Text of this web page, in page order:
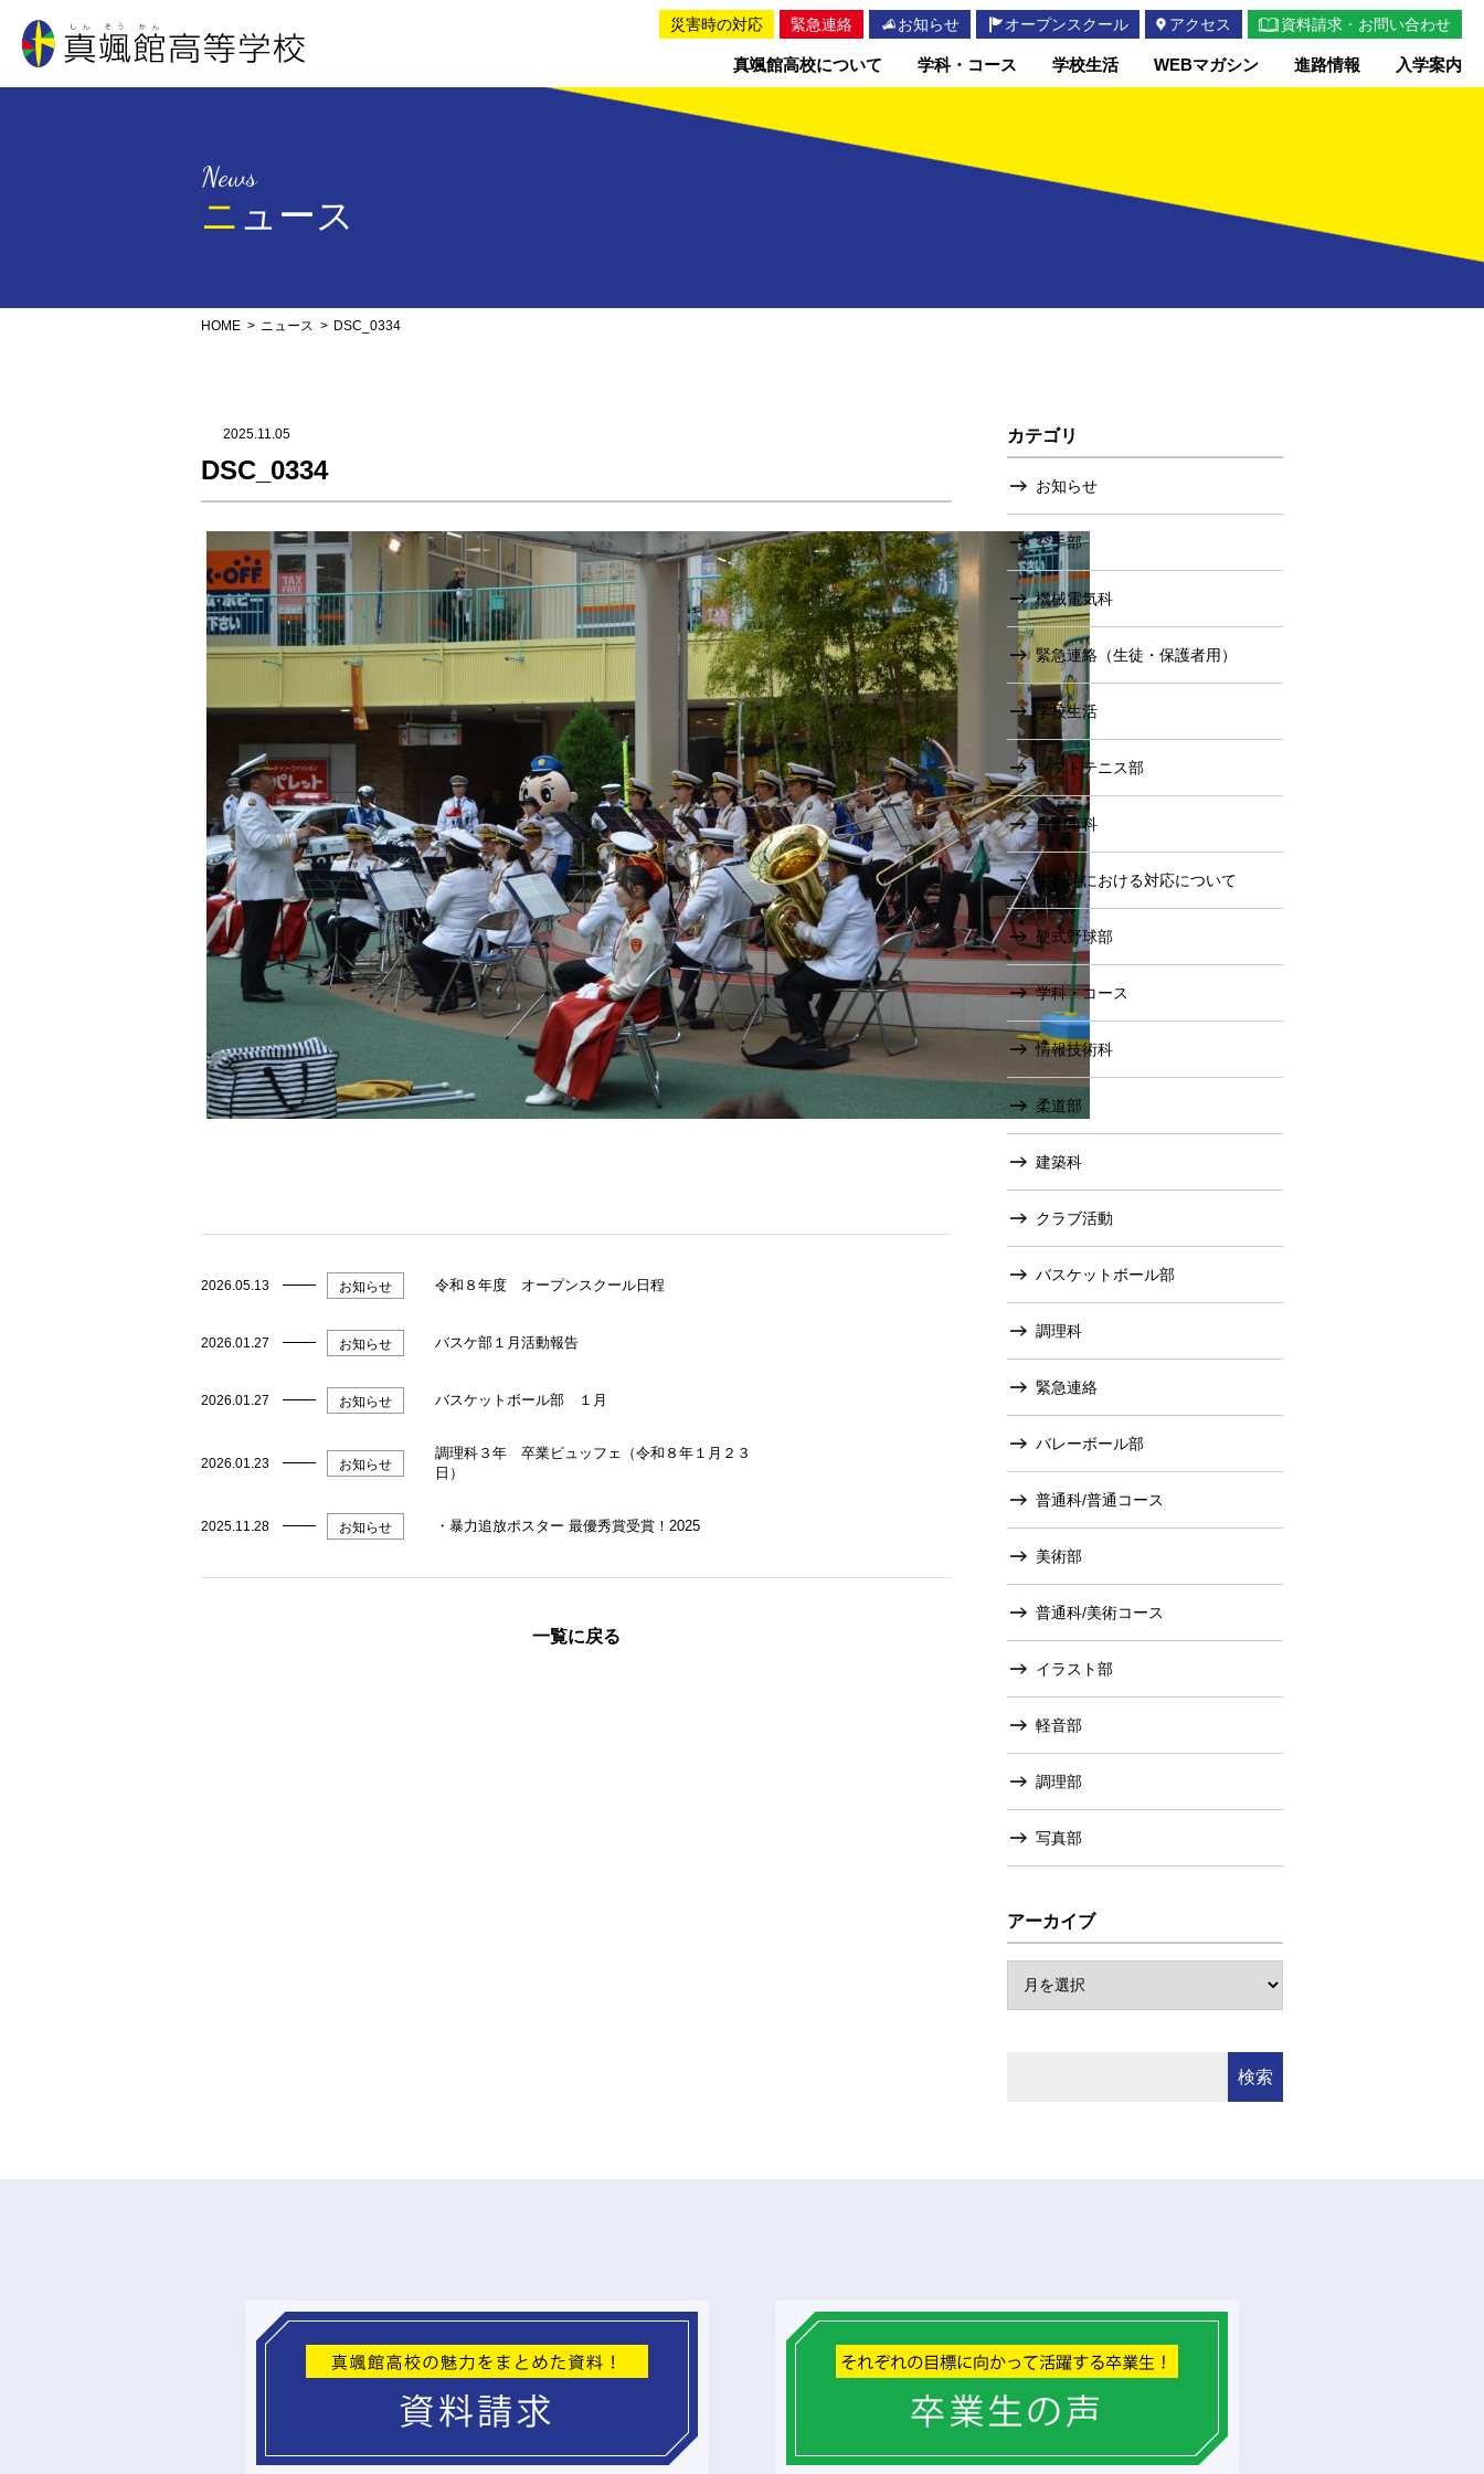
真颯館高校について
学科・コース 学校生活 WEBマガシン 進路情報 入学案内
災害時の対応 緊急連絡 お知らせ オープンスクール アクセス 資料請求・お問い合わせ
News
ニュース
HOME ニュース DSC_0334
2025.11.05
DSC_0334
2026.05.13 お知らせ 令和８年度 オープンスクール日程
2026.01.27 お知らせ バスケ部１月活動報告
2026.01.27 お知らせ バスケットボール部 １月
2026.01.23 お知らせ
調理科３年 卒業ビュッフェ（令和８年１月２３
日）
2025.11.28 お知らせ ・暴力追放ポスター 最優秀賞受賞！2025
一覧に戻る
カテゴリ
お知らせ
空手部
機械電気科
緊急連絡（生徒・保護者用）
学校生活
ソフトテニス部
自動車科
災害時における対応について
硬式野球部
学科・コース
情報技術科
柔道部
建築科
クラブ活動
バスケットボール部
調理科
緊急連絡
バレーボール部
普通科/普通コース
美術部
普通科/美術コース
イラスト部
軽音部
調理部
写真部
アーカイブ